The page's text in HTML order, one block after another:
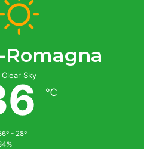
Clear Sky
℃
- 28º